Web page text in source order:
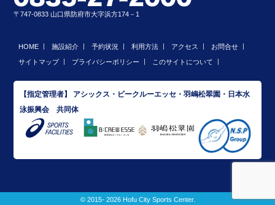
〒747-0833 山口県防府市大字浜方174－1
HOME 施設紹介 予約状況 利用方法 アクセス お問合せ
サイトマップ プライバシーポリシー このサイトについて
【指定管理者】 アシックス・ビークルーエッセ・羽嶋松翠園・日本水
泳振興会 共同体
© 2015- 2026 Hofu City Sports Center.